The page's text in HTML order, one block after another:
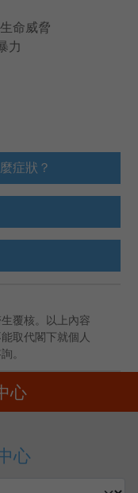
命威脅
力
症狀？
覆核。以上內容
取代閣下就個人
。
心
心